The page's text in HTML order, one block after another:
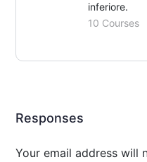
inferiore.
10 Courses
Responses
Your email address will